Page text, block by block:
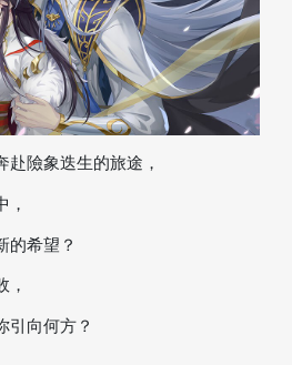
險象迭生的旅途，
的希望？
引向何方？